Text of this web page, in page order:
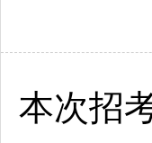
本次招